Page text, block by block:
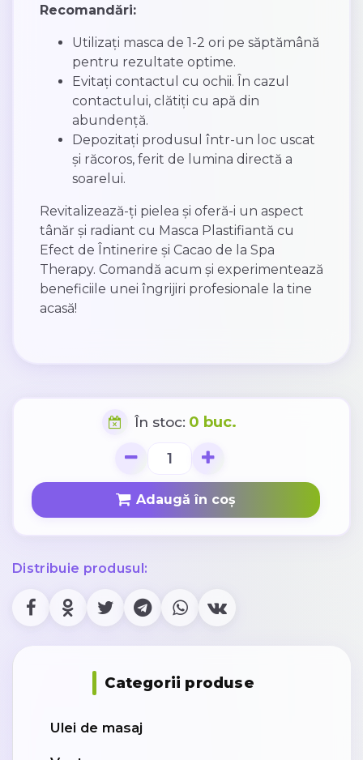
Recomandări:
Utilizați masca de 1-2 ori pe săptămână
pentru rezultate optime.
Evitați contactul cu ochii. În cazul
contactului, clătiți cu apă din
abundență.
Depozitați produsul într-un loc uscat
și răcoros, ferit de lumina directă a
soarelui.
Revitalizează-ți pielea și oferă-i un aspect
tânăr și radiant cu Masca Plastifiantă cu
Efect de Întinerire și Cacao de la Spa
Therapy. Comandă acum și experimentează
beneficiile unei îngrijiri profesionale la tine
acasă!
În stoc: 0 buc.
Adaugă în coș
Distribuie produsul:
Categorii produse
Ulei de masaj